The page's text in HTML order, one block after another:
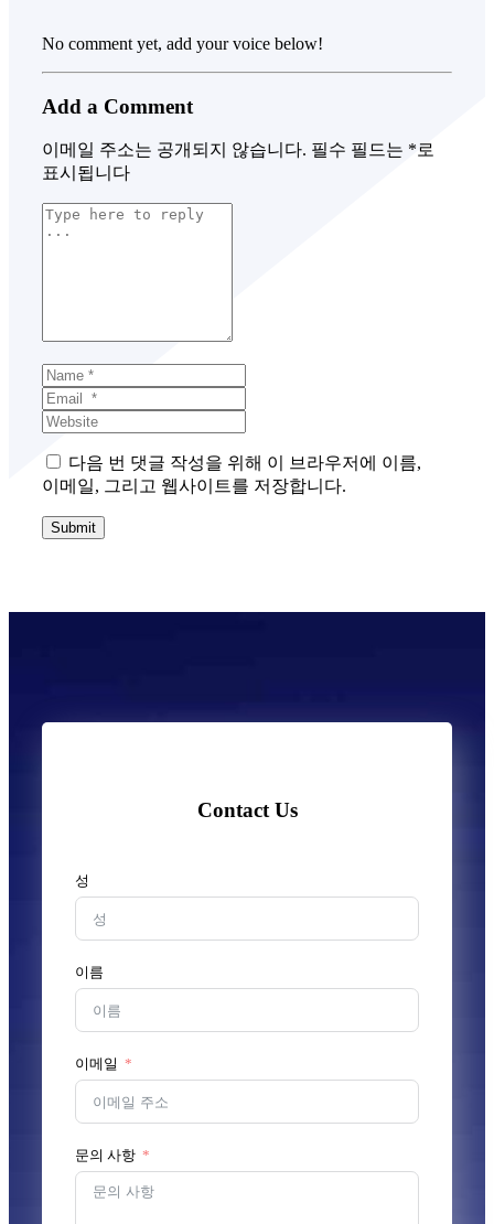
No comment yet, add your voice below!
Add a Comment
이메일 주소는 공개되지 않습니다. 필수 필드는 *로
표시됩니다
C
o
N
a
m
e
*
E
m
a
*
W
e
b
s
t
e
다음 번 댓글 작성을 위해 이 브라우저에 이름,
이메일, 그리고 웹사이트를 저장합니다.
Submit
Contact Us
성
이름
이메일
문의 사항